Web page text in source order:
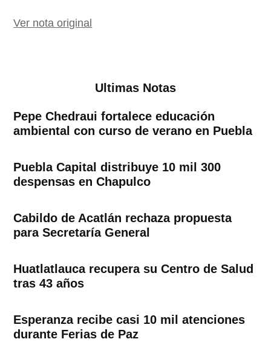
Ver nota original
Ultimas Notas
Pepe Chedraui fortalece educación
ambiental con curso de verano en Puebla
Puebla Capital distribuye 10 mil 300
despensas en Chapulco
Cabildo de Acatlán rechaza propuesta
para Secretaría General
Huatlatlauca recupera su Centro de Salud
tras 43 años
Esperanza recibe casi 10 mil atenciones
durante Ferias de Paz